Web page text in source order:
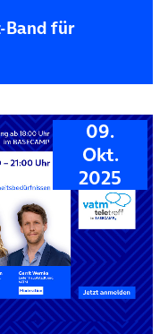
Band für
09.
Okt.
2025